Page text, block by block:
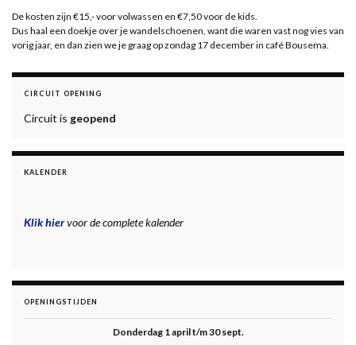
De kosten zijn €15,- voor volwassen en €7,50 voor de kids.
Dus haal een doekje over je wandelschoenen, want die waren vast nog vies van
vorig jaar, en dan zien we je graag op zondag 17 december in café Bousema.
CIRCUIT OPENING
Circuit is geopend
KALENDER
Klik hiervoor de complete kalender
OPENINGSTIJDEN
Donderdag 1 april t/m 30 sept.